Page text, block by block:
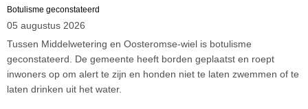
Botulisme geconstateerd
05 augustus 2026
Tussen Middelwetering en Oosteromse-wiel is botulisme
geconstateerd. De gemeente heeft borden geplaatst en roept
inwoners op om alert te zijn en honden niet te laten zwemmen of te
laten drinken uit het water.